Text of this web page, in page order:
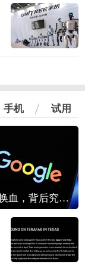
手机 试用
谷歌AI大换血，背后究竟发生了什么？